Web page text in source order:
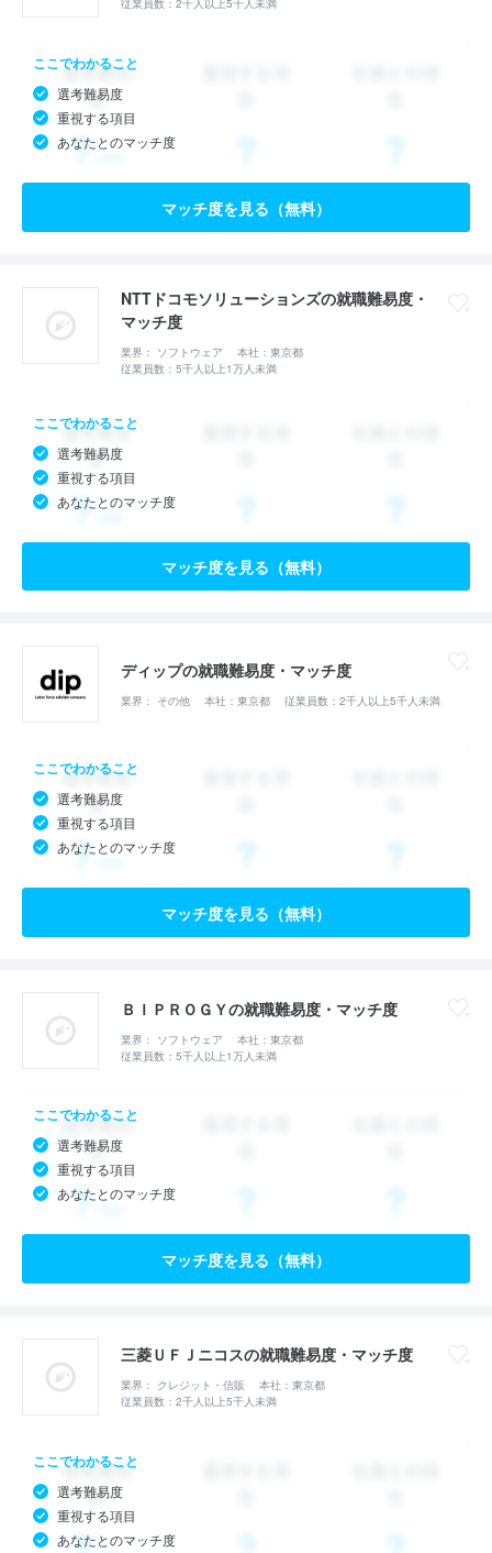
従業員数：2千人以上5千人未満
ここでわかること
選考難易度
重視する項目
あなたとのマッチ度
マッチ度を見る（無料）
NTTドコモソリューションズの就職難易度・
マッチ度
業界： ソフトウェア
本社：東京都
従業員数：5千人以上1万人未満
ここでわかること
選考難易度
重視する項目
あなたとのマッチ度
マッチ度を見る（無料）
ディップの就職難易度・マッチ度
業界： その他 本社：東京都 従業員数：2千人以上5千人未満
ここでわかること
選考難易度
重視する項目
あなたとのマッチ度
マッチ度を見る（無料）
ＢＩＰＲＯＧＹの就職難易度・マッチ度
業界： ソフトウェア
本社：東京都
従業員数：5千人以上1万人未満
ここでわかること
選考難易度
重視する項目
あなたとのマッチ度
マッチ度を見る（無料）
三菱ＵＦＪニコスの就職難易度・マッチ度
業界： クレジット・信販
本社：東京都
従業員数：2千人以上5千人未満
ここでわかること
選考難易度
重視する項目
あなたとのマッチ度